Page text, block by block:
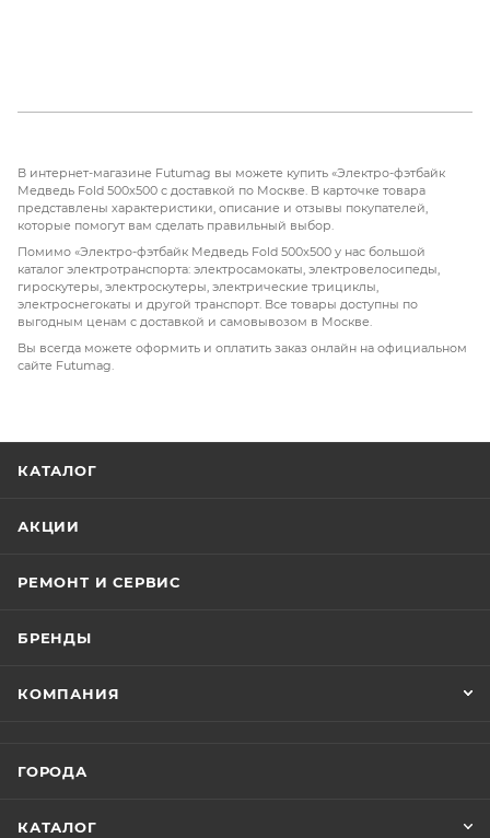
В интернет-магазине Futumag вы можете купить «Электро-фэтбайк
Медведь Fold 500x500 с доставкой по Москве. В карточке товара
представлены характеристики, описание и отзывы покупателей,
которые помогут вам сделать правильный выбор.
Помимо «Электро-фэтбайк Медведь Fold 500x500 у нас большой
каталог электротранспорта: электросамокаты, электровелосипеды,
гироскутеры, электроскутеры, электрические трициклы,
электроснегокаты и другой транспорт. Все товары доступны по
выгодным ценам с доставкой и самовывозом в Москве.
Вы всегда можете оформить и оплатить заказ онлайн на официальном
сайте Futumag.
КАТАЛОГ
АКЦИИ
РЕМОНТ И СЕРВИС
БРЕНДЫ
КОМПАНИЯ
ГОРОДА
КАТАЛОГ